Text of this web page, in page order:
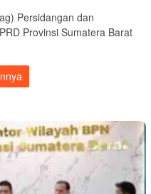
Persidangan dan
Provinsi Sumatera Barat